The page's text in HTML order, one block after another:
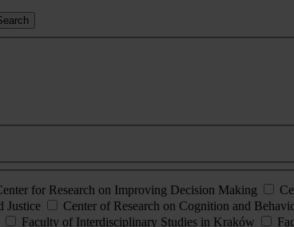
for Research on Improving Decision Making
Justice Center of Research on Cognition and
Faculty of Interdisciplinary Studies in Kraków